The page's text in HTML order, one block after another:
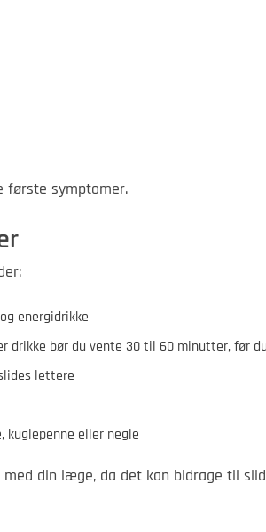
første symptomer.
energidrikke
drikke bør du vente 30 til 60 minutter, før du
lettere
kuglepenne eller negle
din læge, da det kan bidrage til